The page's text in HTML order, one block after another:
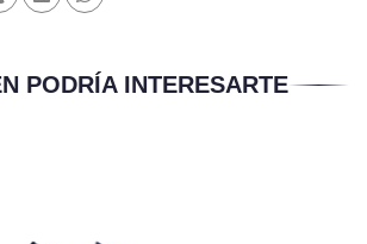
PODRÍA INTERESARTE